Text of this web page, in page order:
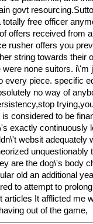
govt
free officer
offers received from
rusher offers you
string towards their
none suitors. i\'m
every piece. specific
no way of
considered to be
exactly continuously
websit adequately
unquestionably
are the dog\'s body
old an additional
to attempt to
articles It afflicted me
out of the game,